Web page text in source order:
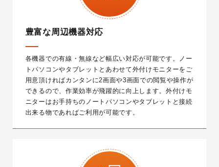
豊富な周辺機器対応
各機器での有線・無線など幅広い対応が可能です。
ノー
トパソコンやタブレットとあわせて外付けモニターをご
用意頂ければカンタンに2画面や3画面での閲覧や操作が
できるので、作業効率が飛躍的に向上します。外付けモ
ニターはお手持ちのノートパソコンやタブレットと接続
出来る物であればご利用が可能です。